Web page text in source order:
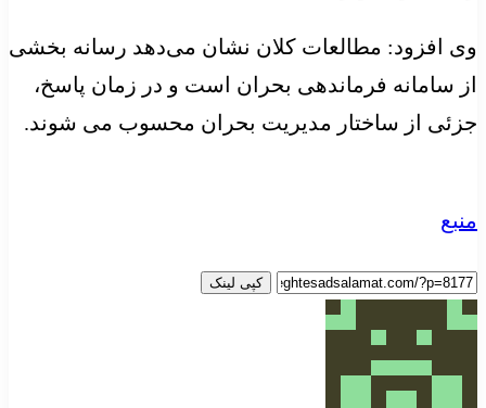
وی افزود: مطالعات کلان نشان می‌دهد رسانه بخشی
از سامانه فرماندهی بحران است و در زمان پاسخ،
جزئی از ساختار مدیریت بحران محسوب می شوند.
منبع
کپی لینک